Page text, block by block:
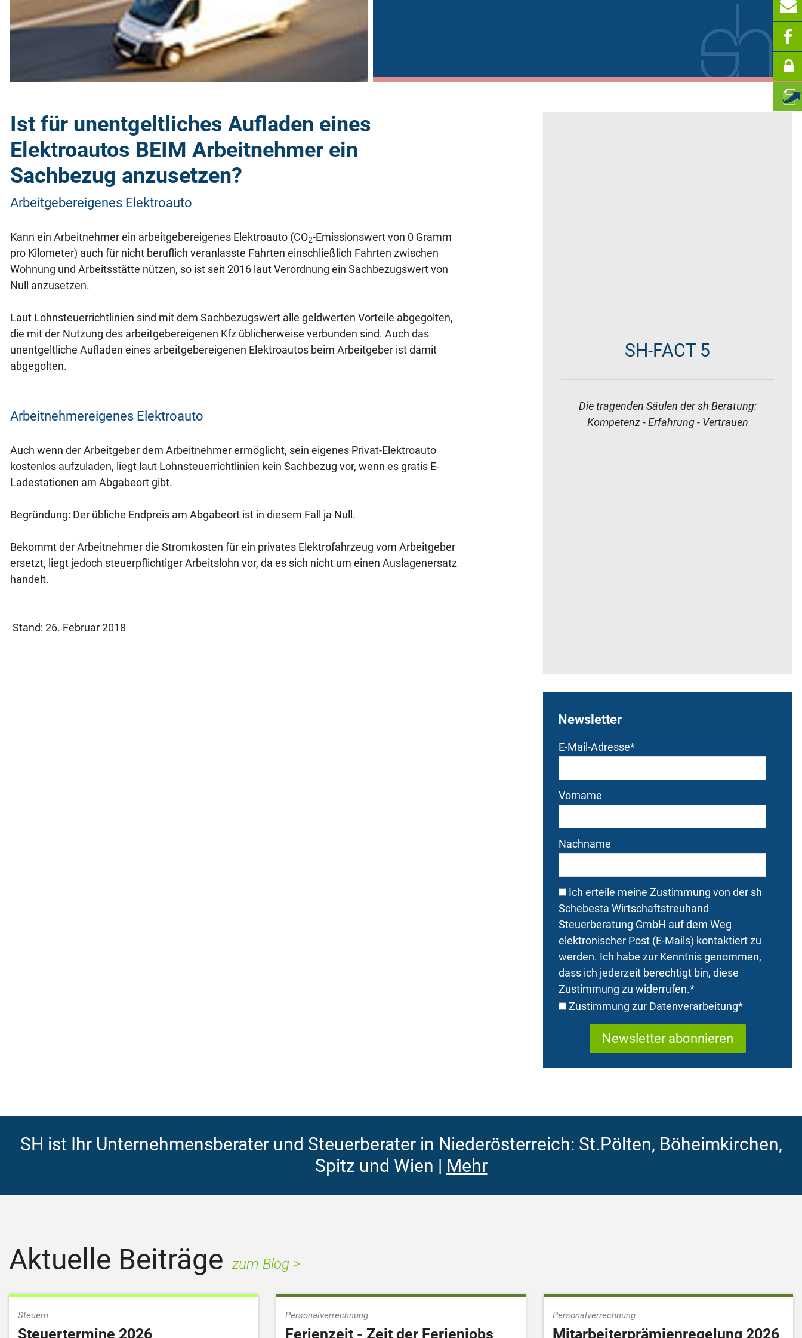
Ist für unentgeltliches Aufladen eines
Elektroautos BEIM Arbeitnehmer ein
Sachbezug anzusetzen?
Arbeitgebereigenes Elektroauto
Kann ein Arbeitnehmer ein arbeitgebereigenes Elektroauto (CO2-Emissionswert von 0 Gramm
pro Kilometer) auch für nicht beruflich veranlasste Fahrten einschließlich Fahrten zwischen
Wohnung und Arbeitsstätte nützen, so ist seit 2016 laut Verordnung ein Sachbezugswert von
Null anzusetzen.
Laut Lohnsteuerrichtlinien sind mit dem Sachbezugswert alle geldwerten Vorteile abgegolten,
die mit der Nutzung des arbeitgebereigenen Kfz üblicherweise verbunden sind. Auch das
unentgeltliche Aufladen eines arbeitgebereigenen Elektroautos beim Arbeitgeber ist damit
abgegolten.
Arbeitnehmereigenes Elektroauto
Auch wenn der Arbeitgeber dem Arbeitnehmer ermöglicht, sein eigenes Privat-Elektroauto
kostenlos aufzuladen, liegt laut Lohnsteuerrichtlinien kein Sachbezug vor, wenn es gratis E-
Ladestationen am Abgabeort gibt.
Begründung: Der übliche Endpreis am Abgabeort ist in diesem Fall ja Null.
Bekommt der Arbeitnehmer die Stromkosten für ein privates Elektrofahrzeug vom Arbeitgeber
ersetzt, liegt jedoch steuerpflichtiger Arbeitslohn vor, da es sich nicht um einen Auslagenersatz
handelt.
Stand: 26. Februar 2018
SH-FACT 5
Die tragenden Säulen der sh Beratung:
Kompetenz - Erfahrung - Vertrauen
Newsletter
Bitte dieses Feld nicht
Bitte dieses Feld nicht
E-Mail-Adresse*
Vorname
Nachname
Ich erteile meine Zustimmung von der sh
Schebesta Wirtschaftstreuhand
Steuerberatung GmbH auf dem Weg
elektronischer Post (E-Mails) kontaktiert zu
werden. Ich habe zur Kenntnis genommen,
dass ich jederzeit berechtigt bin, diese
Zustimmung zu widerrufen.*
Zustimmung zur Datenverarbeitung*
SH ist Ihr Unternehmensberater und Steuerberater in Niederösterreich: St.Pölten, Böheimkirchen,
Spitz und Wien | Mehr
Aktuelle Beiträge zum Blog >
Steuern
Steuertermine 2026
Personalverrechnung
Ferienzeit - Zeit der Ferienjobs
Personalverrechnung
Mitarbeiterprämienregelung 2026